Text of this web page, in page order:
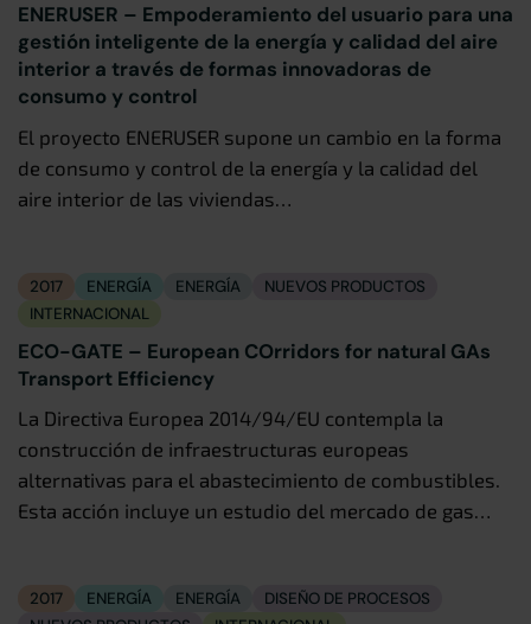
ENERUSER – Empoderamiento del usuario para una
gestión inteligente de la energía y calidad del aire
interior a través de formas innovadoras de
consumo y control
El proyecto ENERUSER supone un cambio en la forma
de consumo y control de la energía y la calidad del
aire interior de las viviendas…
2017 ENERGÍA ENERGÍA
NUEVOS PRODUCTOS
INTERNACIONAL
ECO-GATE – European COrridors for natural GAs
Transport Efficiency
La Directiva Europea 2014/94/EU contempla la
construcción de infraestructuras europeas
alternativas para el abastecimiento de combustibles.
Esta acción incluye un estudio del mercado de gas…
2017 ENERGÍA ENERGÍA
DISEÑO DE PROCESOS